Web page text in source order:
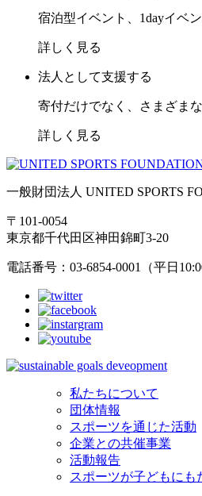
宿泊型イベント、1dayイベ
詳しく見る
法人として支援する
寄付だけでなく、さまざま
詳しく見る
一般財団法人 UNITED SPORTS
〒101-0054
東京都千代田区神田錦町3-20
電話番号：03-6854-0001（平日
私たちについて
団体情報
スポーツを通じた活動
企業との共催事業
活動報告
スポーツが子どもにも